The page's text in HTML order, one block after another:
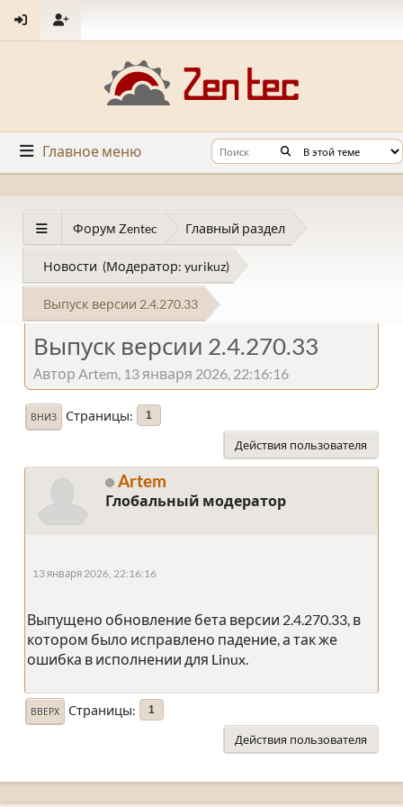
Главное меню
Форум Zentec Главный раздел
Новости (Модератор: yurikuz)
Выпуск версии 2.4.270.33
Выпуск версии 2.4.270.33
Автор Artem, 13 января 2026, 22:16:16
ВНИЗ Страницы 1
Действия пользователя
Artem
Глобальный модератор
13 января 2026, 22:16:16
Выпущено обновление бета версии 2.4.270.33, в
котором было исправлено падение, а так же
ошибка в исполнении для Linux.
ВВЕРХ Страницы 1
Действия пользователя